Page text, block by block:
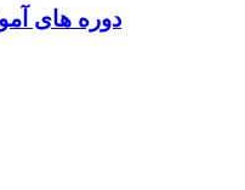
دوره های